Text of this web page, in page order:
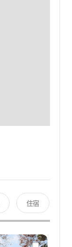
住宿